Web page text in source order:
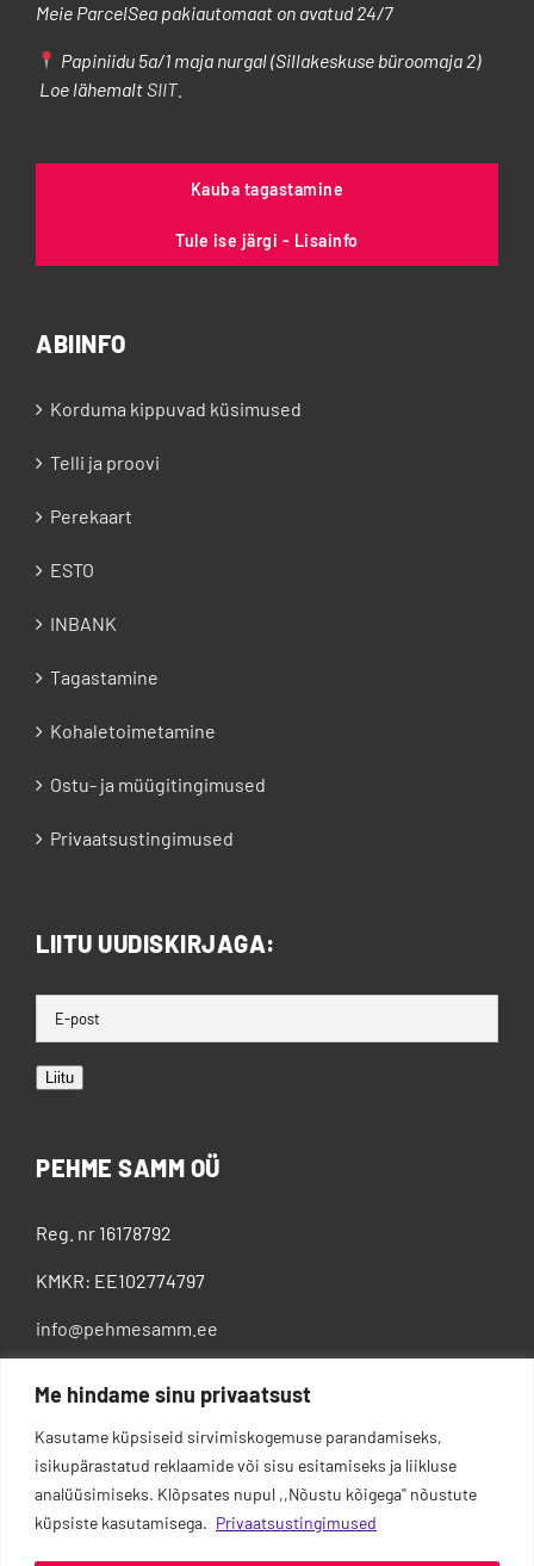
Me hindame sinu privaatsust
Kasutame küpsiseid sirvimiskogemuse parandamiseks,
isikupärastatud reklaamide või sisu esitamiseks ja liikluse
analüüsimiseks. Klõpsates nupul ,,Nõustu kõigega'' nõustute
küpsiste kasutamisega. Privaatsustingimused
Meie ParcelSea pakiautomaat on avatud 24/7
Papiniidu 5a/1 maja nurgal (Sillakeskuse büroomaja 2)
Loe lähemaltSIIT.
Kauba tagastamine
Tule ise järgi - Lisainfo
ABIINFO
Korduma kippuvad küsimused
Telli ja proovi
Perekaart
ESTO
INBANK
Tagastamine
Kohaletoimetamine
Ostu- ja müügitingimused
Privaatsustingimused
LIITU UUDISKIRJAGA:
Liitu
PEHME SAMM OÜ
Reg. nr 16178792
KMKR: EE102774797
info@pehmesamm.ee